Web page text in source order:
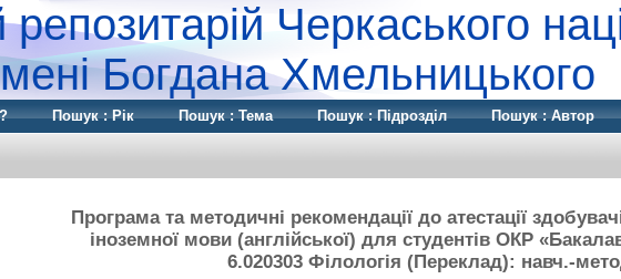
репозитарій Черкаського
Богдана Хмельницького
Пошук : Рік Пошук : Тема Пошук : Підрозділ Пошук : Автор
Програма та методичні рекомендації до атестації
іноземної мови (англійської) для студентів ОКР
6.020303 Філологія (Переклад): навч.-